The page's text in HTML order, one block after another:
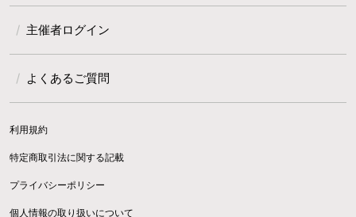
主催者ログイン
よくあるご質問
利用規約
特定商取引法に関する記載
プライバシーポリシー
個人情報の取り扱いについて